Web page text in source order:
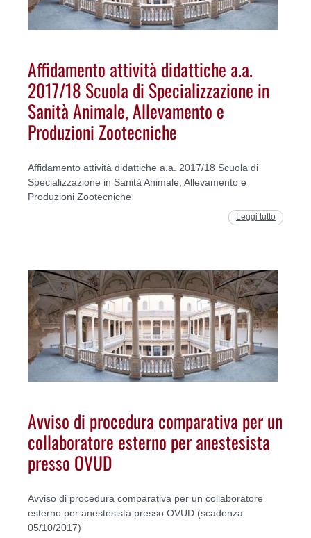
Affidamento attività didattiche a.a.
2017/18 Scuola di Specializzazione in
Sanità Animale, Allevamento e
Produzioni Zootecniche
Affidamento attività didattiche a.a. 2017/18 Scuola di
Specializzazione in Sanità Animale, Allevamento e
Produzioni Zootecniche
Leggi tutto
Avviso di procedura comparativa per un
collaboratore esterno per anestesista
presso OVUD
Avviso di procedura comparativa per un collaboratore
esterno per anestesista presso OVUD (scadenza
05/10/2017)